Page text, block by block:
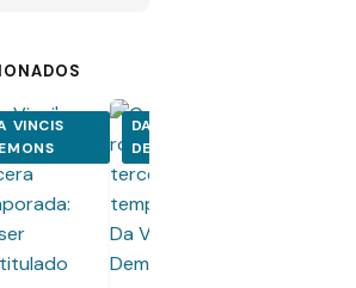
VINCIS
DA VINCIS
DEMONS